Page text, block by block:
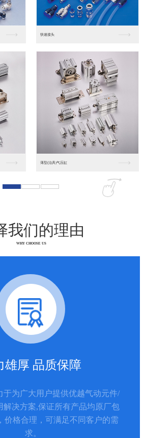
松下人机界面GT07
数字光钎传感器FX-...
我们的理由
WHY CHOOSE US
雄厚 品质保障
于为广大用户提供优越气动元件/
解决方案,保证所有产品均原厂包
价格合理，可满足不同客户的需
求。